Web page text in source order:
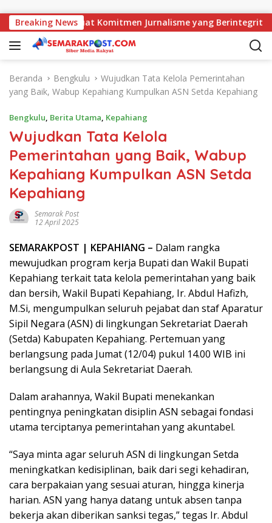
Breaking News
AMJ Perkuat Komitmen Jurnalisme yang Berintegritas
Beranda Bengkulu
Wujudkan Tata Kelola Pemerintahan
yang Baik, Wabup Kepahiang Kumpulkan ASN Setda Kepahiang
Bengkulu, Berita Utama, Kepahiang
Wujudkan Tata Kelola
Pemerintahan yang Baik, Wabup
Kepahiang Kumpulkan ASN Setda
Kepahiang
Semarak Post
12 April 2025
SEMARAKPOST | KEPAHIANG – Dalam rangka
mewujudkan program kerja Bupati dan Wakil Bupati
Kepahiang terkait tata kelola pemerintahan yang baik
dan bersih, Wakil Bupati Kepahiang, Ir. Abdul Hafizh,
M.Si, mengumpulkan seluruh pejabat dan staf Aparatur
Sipil Negara (ASN) di lingkungan Sekretariat Daerah
(Setda) Kabupaten Kepahiang. Pertemuan yang
berlangsung pada Jumat (12/04) pukul 14.00 WIB ini
berlangsung di Aula Sekretariat Daerah.
Dalam arahannya, Wakil Bupati menekankan
pentingnya peningkatan disiplin ASN sebagai fondasi
utama terciptanya pemerintahan yang akuntabel.
“Saya minta agar seluruh ASN di lingkungan Setda
meningkatkan kedisiplinan, baik dari segi kehadiran,
cara berpakaian yang sesuai aturan, hingga kinerja
harian. ASN yang hanya datang untuk absen tanpa
bekerja akan diberikan sanksi tegas,” tegas Ir. Abdul